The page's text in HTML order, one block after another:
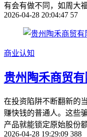
有会有做不同，如周大
2026-04-28 20:04:47 57
商业认知
贵州陶禾商贸
在投资陷阱不断翻新的
赚快钱的普通人。这些
产品就能锁定原始股份
2026-04-28 19:29:09 388